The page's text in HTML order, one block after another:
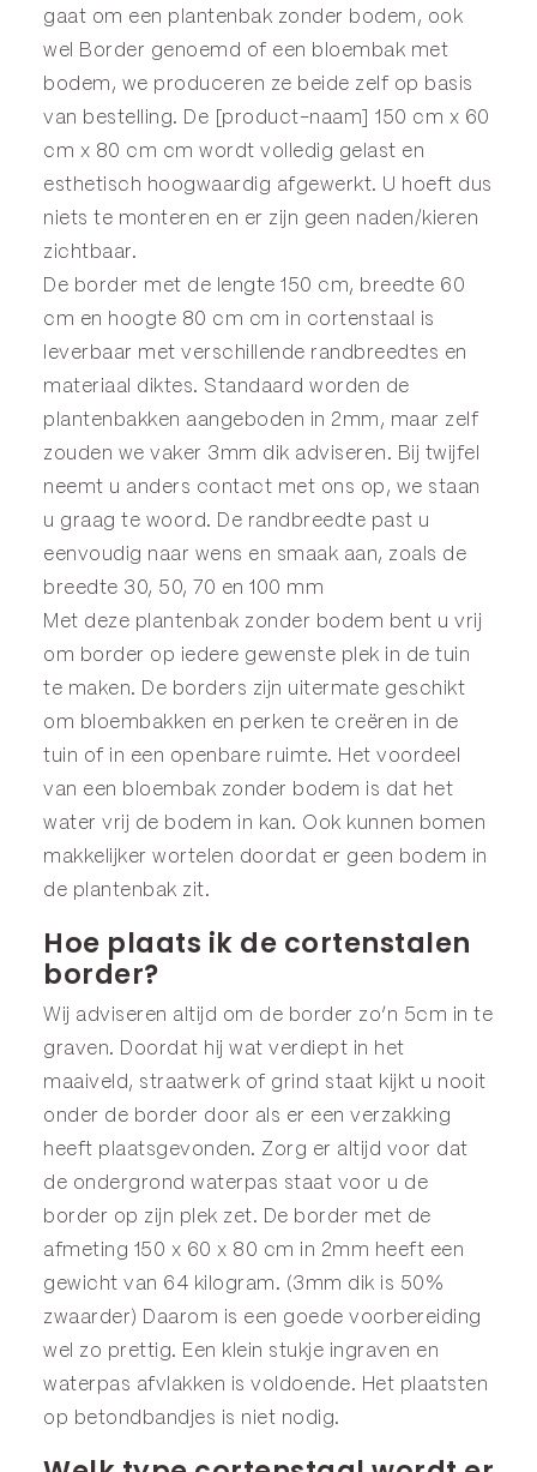
gaat om een plantenbak zonder bodem, ook
wel
Border genoemd of een bloembak met
bodem, we produceren ze beide zelf op basis
van bestelling. De [product-naam] 150 cm x 60
cm x 80 cm cm wordt volledig gelast en
esthetisch hoogwaardig afgewerkt. U hoeft dus
niets te monteren en er zijn geen naden/kieren
zichtbaar.
De border met de lengte 150 cm, breedte 60
cm en hoogte 80 cm cm in cortenstaal is
leverbaar met verschillende randbreedtes en
materiaal diktes. Standaard worden de
plantenbakken aangeboden in 2mm, maar zelf
zouden we vaker 3mm dik adviseren. Bij twijfel
neemt u anders contact met ons op, we staan
u graag te woord. De randbreedte past u
eenvoudig naar wens en smaak aan, zoals de
breedte 30, 50, 70 en 100 mm
Met deze plantenbak zonder bodem bent u vrij
om border op iedere gewenste plek in de tuin
te maken. De borders zijn uitermate geschikt
om bloembakken en perken te creëren in de
tuin of in een openbare ruimte. Het voordeel
van een bloembak zonder bodem is dat het
water vrij de bodem in kan. Ook kunnen bomen
makkelijker wortelen doordat er geen bodem in
de plantenbak zit.
Hoe plaats ik de cortenstalen
border?
Wij adviseren altijd om de border zo’n 5cm in te
graven. Doordat hij wat verdiept in het
maaiveld, straatwerk of grind staat kijkt u nooit
onder de border door als er een verzakking
heeft plaatsgevonden. Zorg er altijd voor dat
de ondergrond waterpas staat voor u de
border op zijn plek zet. De border met de
afmeting 150 x 60 x 80 cm in 2mm heeft een
gewicht van 64 kilogram. (3mm dik is 50%
zwaarder) Daarom is een goede voorbereiding
wel zo prettig. Een klein stukje ingraven en
waterpas afvlakken is voldoende. Het plaatsten
op betondbandjes is niet nodig.